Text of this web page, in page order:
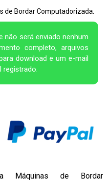
de Bordar Computadorizada.
não será enviado nenhum
completo, arquivos
download e um e-mail
registrado.
Máquinas de Bordar